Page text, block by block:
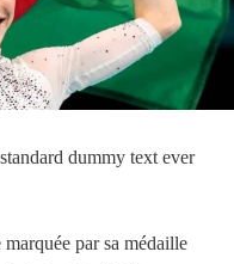
dummy text ever
par sa médaille